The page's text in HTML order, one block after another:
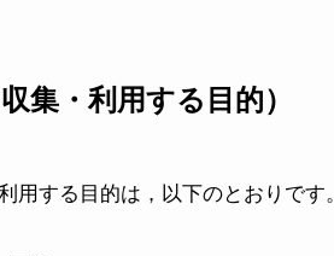
集・利用する目的）
用する目的は，以下のとおりです。